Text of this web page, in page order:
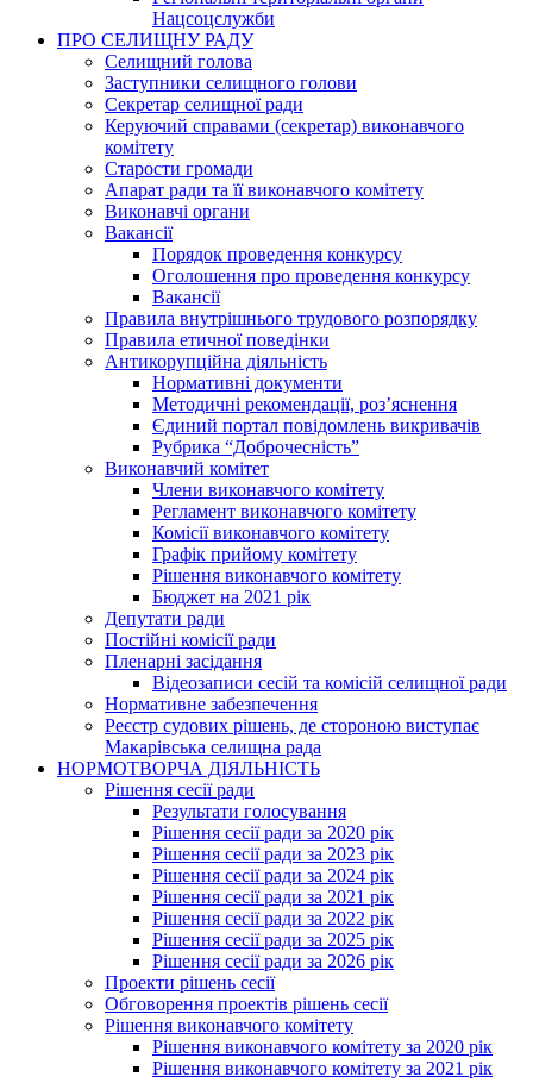
Нацсоцслужби
ПРО СЕЛИЩНУ РАДУ
Селищний голова
Заступники селищного голови
Секретар селищної ради
Керуючий справами (секретар) виконавчого
комітету
Старости громади
Апарат ради та її виконавчого комітету
Виконавчі органи
Вакансії
Порядок проведення конкурсу
Оголошення про проведення конкурсу
Вакансії
Правила внутрішнього трудового розпорядку
Правила етичної поведінки
Антикорупційна діяльність
Нормативні документи
Методичні рекомендації, роз’яснення
Єдиний портал повідомлень викривачів
Рубрика “Доброчесність”
Виконавчий комітет
Члени виконавчого комітету
Регламент виконавчого комітету
Комісії виконавчого комітету
Графік прийому комітету
Рішення виконавчого комітету
Бюджет на 2021 рік
Депутати ради
Постійні комісії ради
Пленарні засідання
Відеозаписи сесій та комісій селищної ради
Нормативне забезпечення
Реєстр судових рішень, де стороною виступає
Макарівська селищна рада
НОРМОТВОРЧА ДІЯЛЬНІСТЬ
Рішення сесії ради
Результати голосування
Рішення сесії ради за 2020 рік
Рішення сесії ради за 2023 рік
Рішення сесії ради за 2024 рік
Рішення сесії ради за 2021 рік
Рішення сесії ради за 2022 рік
Рішення сесії ради за 2025 рік
Рішення сесії ради за 2026 рік
Проекти рішень сесії
Обговорення проектів рішень сесії
Рішення виконавчого комітету
Рішення виконавчого комітету за 2020 рік
Рішення виконавчого комітету за 2021 рік